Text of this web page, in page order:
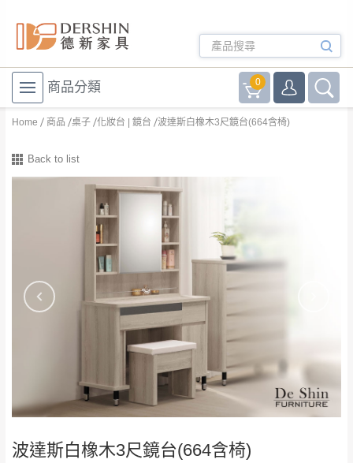
商品分類 0
Home 商品 桌子 化妝台 | 鏡台 波達斯白橡木3尺鏡台(664含椅)
Back to list
波達斯白橡木3尺鏡台(664含椅)